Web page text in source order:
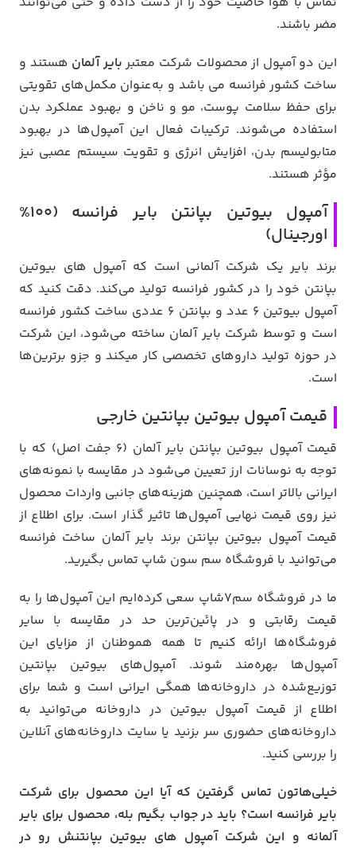
مضر باشند.
این دو آمپول از محصولات شرکت معتبربایر آلمان هستند و
ساخت کشور فرانسه می باشد و به‌عنوان مکمل‌های تقویتی
برای حفظ سلامت پوست، مو و ناخن و بهبود عملکرد بدن
استفاده می‌شوند. ترکیبات فعال این آمپول‌ها در بهبود
متابولیسم بدن، افزایش انرژی و تقویت سیستم عصبی نیز
مؤثر هستند.
آمپول بیوتین بپانتن بایر فرانسه (100%
اورجینال)
برند بایر یک شرکت آلمانی است که آمپول های بیوتین
بپانتن خود را در کشور فرانسه تولید می‌کند. دقت کنید که
آمپول بیوتین 6 عدد و بپانتن 6 عددی ساخت کشور فرانسه
است و توسط شرکت بایر آلمان ساخته می‌شود، این شرکت
در حوزه تولید داروهای تخصصی کار میکند و جزو برترین‌ها
است.
قیمت آمپول بیوتین بپانتین خارجی
قیمت آمپول بیوتین بپانتن بایر آلمان (6 جفت اصل) که با
توجه به نوسانات ارز تعیین می‌شود در مقایسه با نمونه‌های
ایرانی بالاتر است، همچنین هزینه‌های جانبی واردات محصول
نیز روی قیمت نهایی آمپول‌ها تاثیر گذار است. برای اطلاع از
قیمت آمپول بیوتین بپانتن برند بایر آلمان ساخت فرانسه
می‌توانید با فروشگاه سم سون شاپ تماس بگیرید.
ما در فروشگاه سم7شاپ سعی کرده‌ایم این آمپول‌ها را به
قیمت رقابتی و در پائین‌ترین حد در مقایسه با سایر
فروشگاه‌ها ارائه کنیم تا همه هموطنان از مزایای این
آمپول‌ها بهره‌مند شوند. آمپول‌های بیوتین بپانتین
توزیع‌شده در داروخانه‌ها همگی ایرانی است و شما برای
اطلاع از قیمت آمپول بیوتین در داروخانه می‌توانید به
داروخانه‌های حضوری سر بزنید یا سایت داروخانه‌های آنلاین
را بررسی کنید.
خیلی‌هاتون تماس گرفتین که آیا این محصول برای شرکت
بایر فرانسه‌ است؟ باید در جواب بگیم بله، محصول برای بایر
آلمانه و این شرکت آمپول های بیوتین بپانتنش رو در